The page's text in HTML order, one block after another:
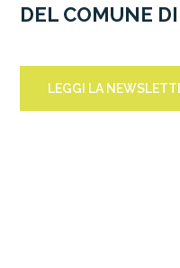
DEL COMUNE
LEGGI LA